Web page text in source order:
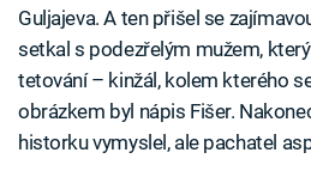
Guljajeva. A ten přišel se
setkal s podezřelým mužem,
tetování – kinžál, kolem kterého
obrázkem byl nápis Fišer.
historku vymyslel, ale pachatel